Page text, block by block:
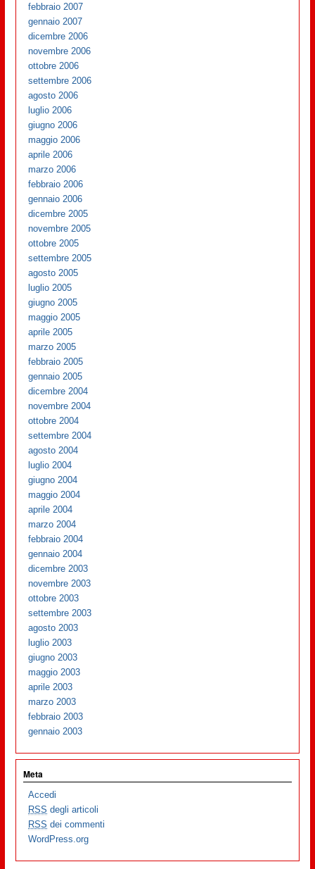
febbraio 2007
gennaio 2007
dicembre 2006
novembre 2006
ottobre 2006
settembre 2006
agosto 2006
luglio 2006
giugno 2006
maggio 2006
aprile 2006
marzo 2006
febbraio 2006
gennaio 2006
dicembre 2005
novembre 2005
ottobre 2005
settembre 2005
agosto 2005
luglio 2005
giugno 2005
maggio 2005
aprile 2005
marzo 2005
febbraio 2005
gennaio 2005
dicembre 2004
novembre 2004
ottobre 2004
settembre 2004
agosto 2004
luglio 2004
giugno 2004
maggio 2004
aprile 2004
marzo 2004
febbraio 2004
gennaio 2004
dicembre 2003
novembre 2003
ottobre 2003
settembre 2003
agosto 2003
luglio 2003
giugno 2003
maggio 2003
aprile 2003
marzo 2003
febbraio 2003
gennaio 2003
Meta
Accedi
RSS degli articoli
RSS dei commenti
WordPress.org